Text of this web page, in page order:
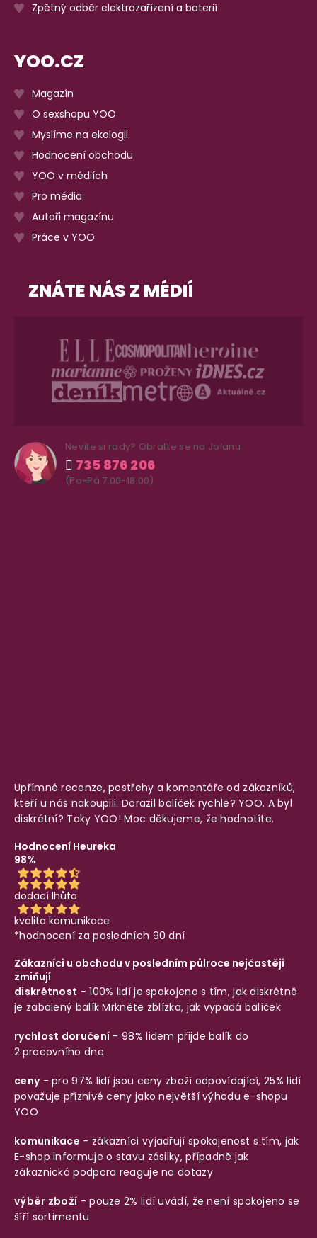
Zpětný odběr elektrozařízení a baterií
YOO.CZ
Magazín
O sexshopu YOO
Myslíme na ekologii
Hodnocení obchodu
YOO v médiích
Pro média
Autoři magazínu
Práce v YOO
ZNÁTE NÁS Z MÉDIÍ
Nevíte si rady? Obraťte se na Jolanu
735 876 206
(Po-Pá 7.00-18.00)
Upřímné recenze, postřehy a komentáře od zákazníků,
kteří u nás nakoupili. Dorazil balíček rychle? YOO. A byl
diskrétní? Taky YOO! Moc děkujeme, že hodnotíte.
Hodnocení Heureka
98%
dodací lhůta
kvalita komunikace
*hodnocení za posledních 90 dní
Zákazníci u obchodu v posledním půlroce nejčastěji
zmiňují
diskrétnost - 100% lidí je spokojeno s tím, jak diskrétně
je zabalený balíkMrkněte zblízka, jak vypadá balíček
rychlost doručení - 98% lidem přijde balík do
2.pracovního dne
ceny- pro 97% lidí jsou ceny zboží odpovídající, 25% lidí
považuje příznivé ceny jako největší výhodu e-shopu
YOO
komunikace - zákazníci vyjadřují spokojenost s tím, jak
E-shop informuje o stavu zásilky, případně jak
zákaznická podpora reaguje na dotazy
výběr zboží - pouze 2% lidí uvádí, že není spokojeno se
šíří sortimentu